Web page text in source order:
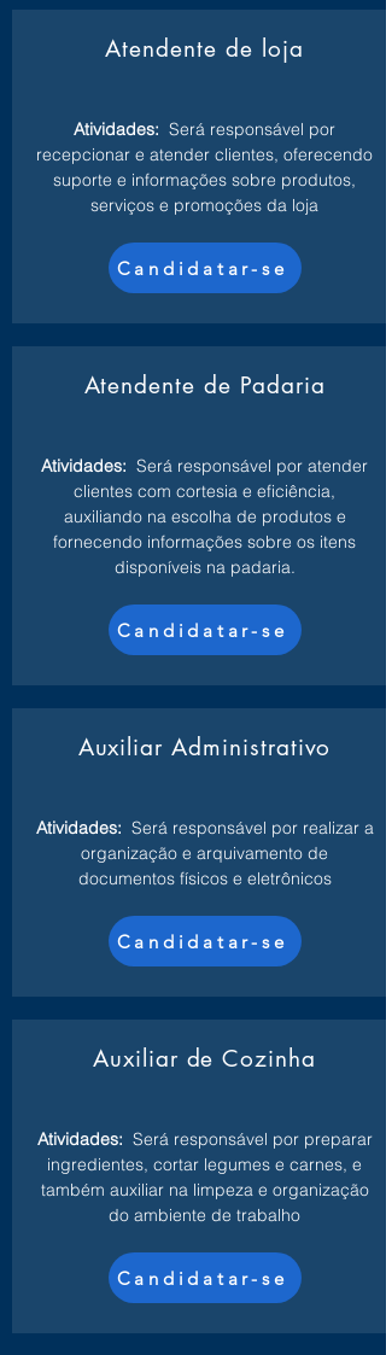
Atendente de loja
Atividades: Será responsável por
recepcionar e atender clientes, oferecendo
suporte e informações sobre produtos,
serviços e promoções da loja
Candidatar-se
Atendente de Padaria
Atividades: Será responsável por atender
clientes com cortesia e eficiência,
auxiliando na escolha de produtos e
fornecendo informações sobre os itens
disponíveis na padaria.
Candidatar-se
Auxiliar Administrativo
Atividades: Será responsável por realizar a
organização e arquivamento de
documentos físicos e eletrônicos
Candidatar-se
Auxiliar de Cozinha
Atividades: Será responsável por preparar
ingredientes, cortar legumes e carnes, e
também auxiliar na limpeza e organização
do ambiente de trabalho
Candidatar-se